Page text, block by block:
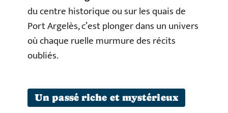
du centre historique ou sur les quais de
Port Argelès, c’est plonger dans un univers
où chaque ruelle murmure des récits
oubliés.
Un passé riche et mystérieux